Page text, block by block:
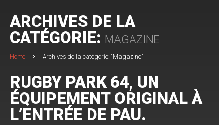
ARCHIVES DE LA
CATÉGORIE: MAGAZINE
Home Archives de la catégorie: "Magazine"
RUGBY PARK 64, UN
ÉQUIPEMENT ORIGINAL À
L’ENTRÉE DE PAU.